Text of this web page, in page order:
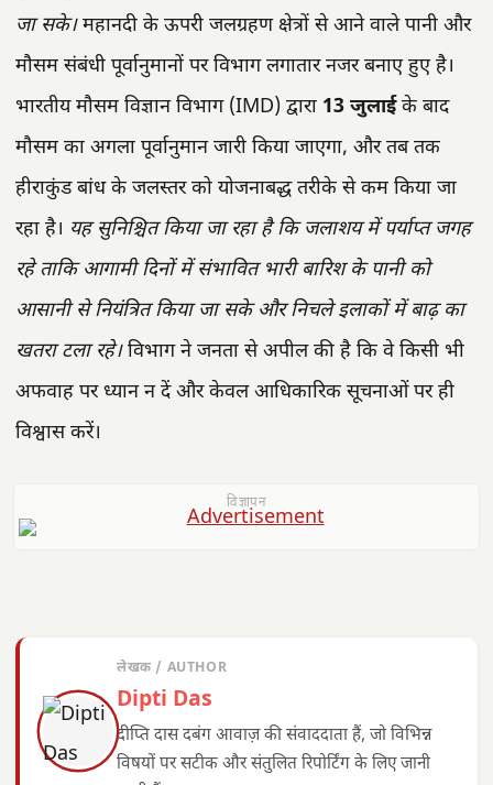
जा सके।महानदी के ऊपरी जलग्रहण क्षेत्रों से आने वाले पानी और
मौसम संबंधी पूर्वानुमानों पर विभाग लगातार नजर बनाए हुए है।
भारतीय मौसम विज्ञान विभाग (IMD) द्वारा 13 जुलाईके बाद
मौसम का अगला पूर्वानुमान जारी किया जाएगा, और तब तक
हीराकुंड बांध के जलस्तर को योजनाबद्ध तरीके से कम किया जा
रहा है। यह सुनिश्चित किया जा रहा है कि जलाशय में पर्याप्त जगह
रहे ताकि आगामी दिनों में संभावित भारी बारिश के पानी को
आसानी से नियंत्रित किया जा सके और निचले इलाकों में बाढ़ का
खतरा टला रहे।विभाग ने जनता से अपील की है कि वे किसी भी
अफवाह पर ध्यान न दें और केवल आधिकारिक सूचनाओं पर ही
विश्वास करें।
विज्ञापन
लेखक / AUTHOR
Dipti Das
दीप्ति दास दबंग आवाज़ की संवाददाता हैं, जो विभिन्न
विषयों पर सटीक और संतुलित रिपोर्टिंग के लिए जानी